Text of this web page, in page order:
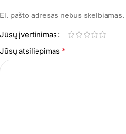
El. pašto adresas nebus skelbiamas.
Jūsų įvertinimas
Jūsų atsiliepimas *